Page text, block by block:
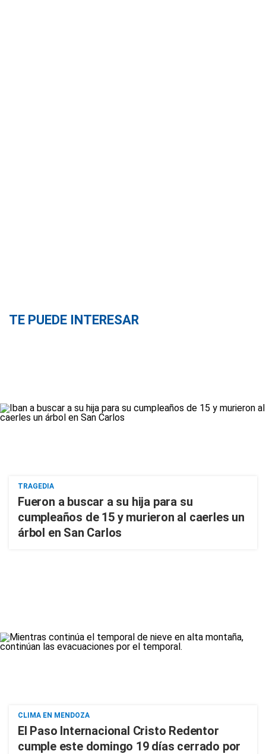
TE PUEDE INTERESAR
TRAGEDIA
Fueron a buscar a su hija para su
cumpleaños de 15 y murieron al caerles un
árbol en San Carlos
CLIMA EN MENDOZA
El Paso Internacional Cristo Redentor
cumple este domingo 19 días cerrado por